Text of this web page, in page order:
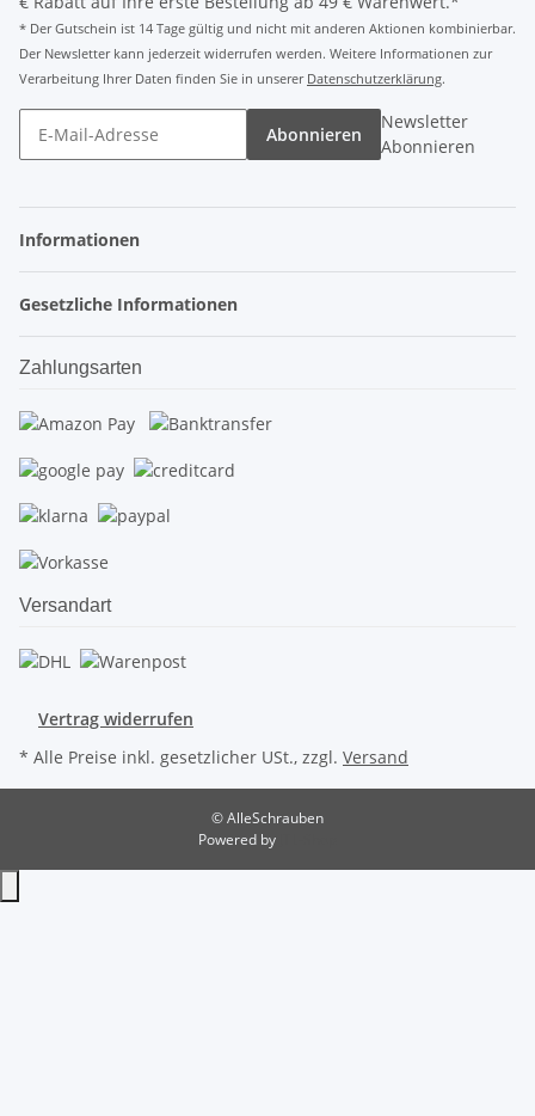
* Der Gutschein ist 14 Tage gültig und nicht mit anderen Aktionen kombinierbar.
Der Newsletter kann jederzeit widerrufen werden. Weitere Informationen zur
Verarbeitung Ihrer Daten finden Sie in unserer Datenschutzerklärung.
Abonnieren
Newsletter
Abonnieren
Informationen
Gesetzliche Informationen
Zahlungsarten
Versandart
Vertrag widerrufen
* Alle Preise inkl. gesetzlicher USt., zzgl. Versand
© AlleSchrauben
Powered by